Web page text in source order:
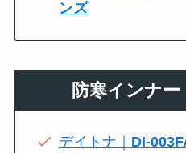
ンズ
防寒インナー
デイトナ｜ DI-